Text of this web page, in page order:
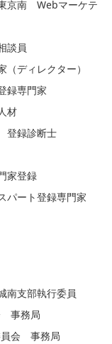
京南 Webマーケテ
談員
ディレクター）
録専門家
材
登録診断士
家登録
パート登録専門家
南支部執行委員
事務局
員会 事務局